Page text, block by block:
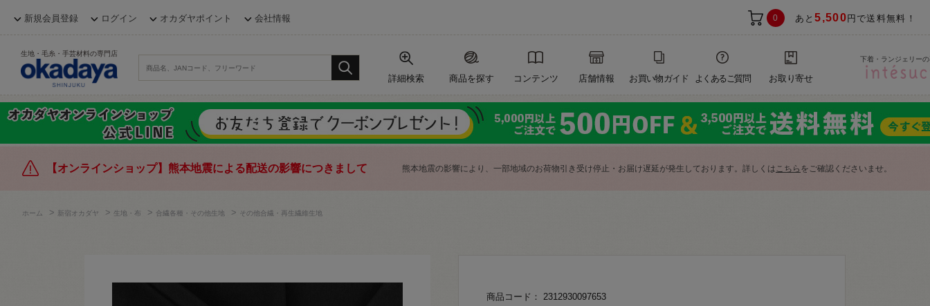
新規会員登録 ログイン オカダヤポイント 会社情報 0 あと5,500 円で送料無料！
生地・毛糸・手芸材料の専門店
詳細検索 商品を探す コンテンツ 店舗情報 お買い物ガイド よくあるご質問 お取り寄せ
下着・ランジェリー
【オンラインショップ】熊本地震による配送の影響につきまして 熊本地震の影響により、一部地域のお荷物引き受け停止・お届け遅延が発生しております。詳しくはこちら をご確認くださいませ。
ホーム > 新宿オカダヤ > 生地・布 > 合繊各種・その他生地 > その他合繊・再生繊維生地
商品コード： 2312930097653